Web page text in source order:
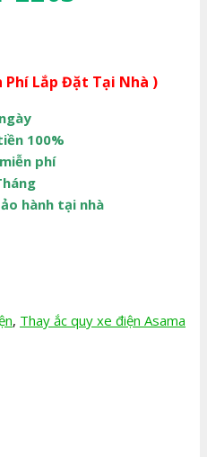
Phí Lắp Đặt Tại Nhà )
100%
phí
hành tại nhà
, Thay ắc quy xe điện Asama